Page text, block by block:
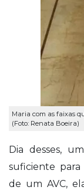
Maria com as faixas
(Foto: Renata Boeira)
Dia desses,
suficiente para
de um AVC,